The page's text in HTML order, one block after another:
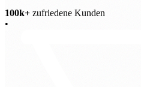
100k+ zufriedene Kunden
•